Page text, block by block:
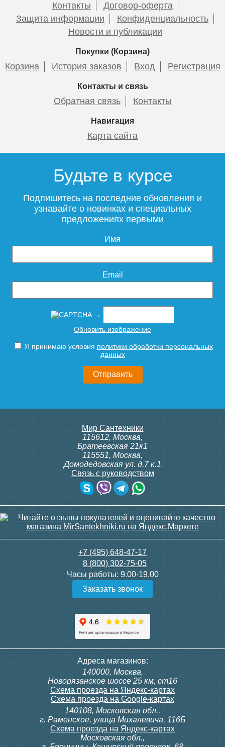
Контакты
Договор-оферта
Защита информации
Конфиденциальность
Новости и публикации
Покупки (Корзина)
Корзина История заказов Вход Регистрация
Контакты и связь
Обратная связь Контакты
Навигация
Карта сайта
Будьте в курсе
Подпишитесь на последние обновления и
узнавайте о новинках и специальных
предложениях первыми
Имя
Email
→
Обновить изображение
Я принимаю условия политики обработки персональных
данных
Мир Сантехники
115612, Москва,
Братеевская 21к1
115551, Москва,
Домодедовская ул. д.7 к.1
Связь с руководством
+7 (495) 648-47-17
8 (800) 302-75-05
Часы работы: 9.00-19.00
Заказать звонок
Адреса магазинов:
140000, Москва,
Новорязанское шоссе 25 км, ст16
Схема проезда на Яндекс-картах
Схема проезда на Google-картах
140108, Московская обл.,
г. Раменское, улица Михалевича, 116Б
Схема проезда на Яндекс-картах
Московская обл.,